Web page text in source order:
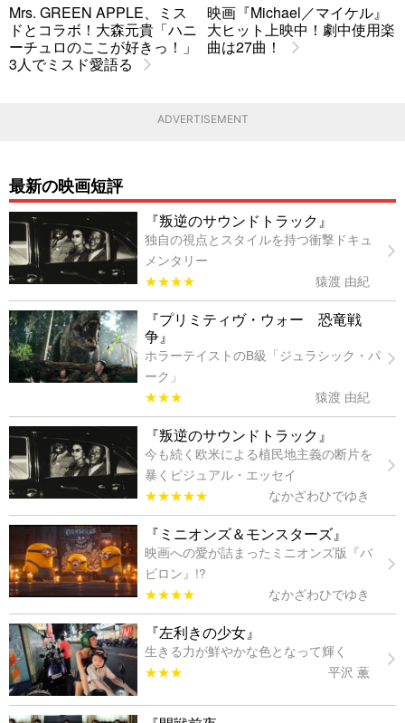
Mrs. GREEN APPLE、ミス
ドとコラボ！大森元貴「ハニ
ーチュロのここが好きっ！」
3人でミスド愛語る
映画『Michael／マイケル』
大ヒット上映中！劇中使用楽
曲は27曲！
ADVERTISEMENT
最新の映画短評
『叛逆のサウンドトラック』
独自の視点とスタイルを持つ衝撃ドキュ
メンタリー
★★★★
猿渡 由紀
『プリミティヴ・ウォー 恐竜戦
争』
ホラーテイストのB級「ジュラシック・パ
ーク」
★★★
猿渡 由紀
『叛逆のサウンドトラック』
今も続く欧米による植民地主義の断片を
暴くビジュアル・エッセイ
★★★★★
なかざわひでゆき
『ミニオンズ＆モンスターズ』
映画への愛が詰まったミニオンズ版『バ
ビロン』!?
★★★★
なかざわひでゆき
『左利きの少女』
生きる力が鮮やかな色となって輝く
★★★
平沢 薫